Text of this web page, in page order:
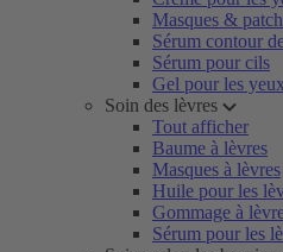
Masques &
Sérum contour
Sérum pour cils
Gel pour les yeux
Soin des lèvres
Tout afficher
Baume à lèvres
Masques à lèvres
Huile pour les
Gommage à
Sérum pour les